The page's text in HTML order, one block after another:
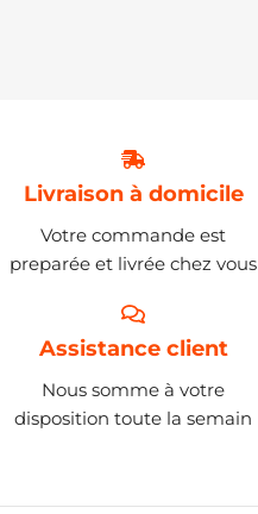
Livraison à domicile
Votre commande est
preparée et livrée chez vous
Assistance client
Nous somme à votre
disposition toute la semain